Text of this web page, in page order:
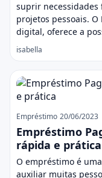
suprir
projetos pessoais.
digital, oferece a
isabella
Empréstimo 20/06/2023
Empréstimo
rápida e prática
O empréstimo é
auxiliar muitas